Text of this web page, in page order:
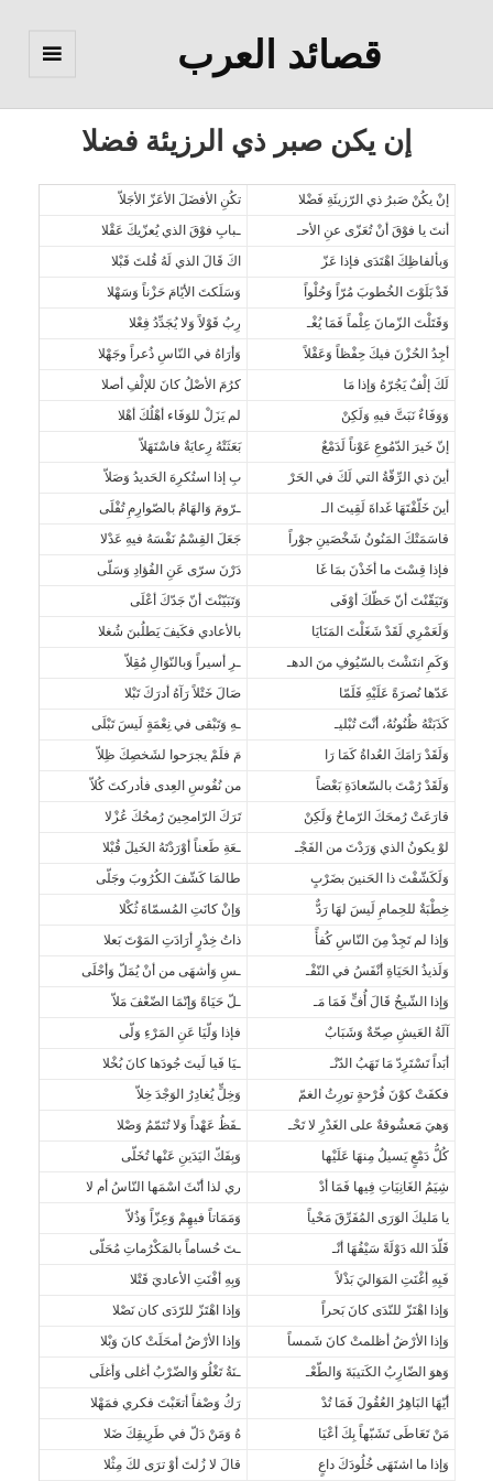
قصائد العرب
إن يكن صبر ذي الرزيئة فضلا
إنْ يكُنْ صَبرُ ذي الرّزيئَةِ فَضْلا
تكُنِ الأفضَلَ الأعَزّ الأجَلاّ
أنتَ يا فوْقَ أنْ تُعَزّى عنِ الأحـ
ـبابِ فوْقَ الذي يُعزّيكَ عَقْلا
وَبألفاظِكَ اهْتَدَى فإذا عَزّ
اكَ قَالَ الذي لَهُ قُلتَ قَبْلا
قَدْ بَلَوْتَ الخُطوبَ مُرّاً وَحُلْواً
وَسَلَكتَ الأيّامَ حَزْناً وَسَهْلا
وَقَتَلْتَ الزّمانَ عِلْماً فَمَا يُغْـ
رِبُ قَوْلاً وَلا يُجَدِّدُ فِعْلا
أجِدُ الحُزْنَ فيكَ حِفْظاً وَعَقْلاً
وَأرَاهُ في النّاسِ ذُعراً وجَهْلا
لَكَ إلْفٌ يَجُرّهُ وَإذا مَا
كرُمَ الأصْلُ كانَ للإلْفِ أصلا
وَوَفَاءٌ نَبَتَّ فيهِ وَلَكِنْ
لم يَزَلْ للوَفَاء أهْلُكَ أهْلا
إنّ خَيرَ الدّمُوعِ عَوْناً لَدَمْعٌ
بَعَثَتْهُ رِعايَةٌ فاسْتَهَلاّ
أينَ ذي الرِّقّةُ التي لَكَ في الحَرْ
بِ إذا استُكرِهَ الحَديدُ وَصَلاّ
أينَ خَلّفْتَهَا غَداةَ لَقِيتَ الـ
ـرّومَ وَالهَامُ بالصّوارِمِ تُفْلَى
قاسَمَتْكَ المَنُونُ شَخْصَينِ جوْراً
جَعَلَ القِسْمُ نَفْسَهُ فيهِ عَدْلا
فإذا قِسْتَ ما أخَذْنَ بمَا غَا
دَرْنَ سرّى عَنِ الفُؤادِ وَسَلّى
وَتَيَقّنْتَ أنّ حَظّكَ أوْفَى
وَتَبَيّنْتَ أنّ جَدّكَ أعْلَى
وَلَعَمْرِي لَقَدْ شَغَلْتَ المَنَايَا
بالأعادي فكَيفَ يَطلُبنَ شُغلا
وَكَمِ انتَشْتَ بالسّيُوفِ منَ الدهـ
ـرِ أسيراً وَبالنّوَالِ مُقِلاّ
عَدّها نُصرَةً عَلَيْهِ فَلَمّا
صَالَ خَتْلاً رَآهُ أدرَكَ تَبْلا
كَذَبَتْهُ ظُنُونُهُ، أنْتَ تُبْليـ
ـهِ وَتَبْقى في نِعْمَةٍ لَيسَ تَبْلَى
وَلَقَدْ رَامَكَ العُداةُ كَمَا رَا
مَ فلَمْ يجرَحوا لشَخصِكَ ظِلاّ
وَلَقَدْ رُمْتَ بالسّعادَةِ بَعْضاً
من نُفُوسِ العِدى فأدركتَ كُلاّ
قارَعَتْ رُمحَكَ الرّماحُ وَلَكِنْ
تَرَكَ الرّامحِينَ رُمحُكَ عُزْلا
لوْ يكونُ الذي وَرَدْتَ من الفَجْـ
ـعَةِ طَعناً أوْرَدْتَهُ الخَيلَ قُبْلا
وَلَكَشّفْتَ ذا الحَنينَ بضَرْبٍ
طالمَا كَشّفَ الكُرُوبَ وجَلّى
خِطْبَةٌ للحِمامِ لَيسَ لهَا رَدٌّ
وَإنْ كانَتِ المُسمّاةَ ثُكْلا
وَإذا لم تَجِدْ مِنَ النّاسِ كُفأً
ذاتُ خِدْرٍ أرَادَتِ المَوْتَ بَعلا
وَلَذيذُ الحَيَاةِ أنْفَسُ في النّفْـ
ـسِ وَأشهَى من أنْ يُمَلّ وَأحْلَى
وَإذا الشّيخُ قَالَ أُفٍّ فَمَا مَـ
ـلّ حَيَاةً وَإنّمَا الضّعْفَ مَلاّ
آلَةُ العَيشِ صِحّةٌ وَشَبَابٌ
فإذا وَلّيَا عَنِ المَرْءِ وَلّى
أبَداً تَسْتَرِدّ مَا تَهَبُ الدّنْـ
ـيَا فَيا لَيتَ جُودَها كانَ بُخْلا
فكفَتْ كوْنَ فُرْحةٍ تورِثُ الغمّ
وَخِلٍّ يُغادِرُ الوَجْدَ خِلاّ
وَهيَ مَعشُوقةٌ على الغَدْرِ لا تَحْـ
ـفَظُ عَهْداً وَلا تُتَمّمُ وَصْلا
كُلُّ دَمْعٍ يَسيلُ مِنهَا عَلَيْها
وَبِفَكّ اليَدَينِ عَنْها تُخَلّى
شِيَمُ الغَانِيَاتِ فِيها فَمَا أدْ
ري لذا أنّثَ اسْمَها النّاسُ أم لا
يا مَليكَ الوَرَى المُفَرِّقَ مَحْياً
وَمَمَاتاً فيهِمْ وَعِزّاً وَذُلاّ
قَلّدَ الله دَوْلَةً سَيْفُهَا أنْـ
ـتَ حُساماً بالمَكْرُماتِ مُحَلّى
فَبِهِ أغْنَتِ المَوَاليَ بَذْلاً
وَبِهِ أفْنَتِ الأعاديَ قَتْلا
وَإذا اهْتَزّ للنّدَى كانَ بَحراً
وَإذا اهْتَزّ للرّدَى كان نَصْلا
وَإذا الأرْضُ أظلمتْ كانَ شَمساً
وَإذا الأرْضُ أمحَلَتْ كانَ وَبْلا
وَهوَ الضّارِبُ الكَتيبَةَ وَالطّعْـ
ـنَةُ تَغْلُو وَالضّرْبُ أغلى وَأغلَى
أيّهَا البَاهِرُ العُقُولَ فَمَا تُدْ
رَكُ وَصْفاً أتعَبْتَ فكري فمَهْلا
مَنْ تَعَاطَى تَشَبّهاً بِكَ أعْيَا
هُ وَمَنْ دَلّ في طَرِيقِكَ ضَلا
وَإذا ما اشتَهَى خُلُودَكَ داعٍ
قالَ لا زُلتَ أوْ ترَى لكَ مِثْلا